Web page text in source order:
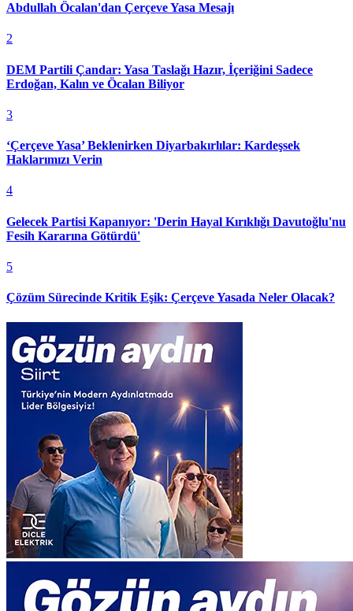
Abdullah Öcalan'dan Çerçeve Yasa Mesajı
2
DEM Partili Çandar: Yasa Taslağı Hazır, İçeriğini Sadece
Erdoğan, Kalın ve Öcalan Biliyor
3
‘Çerçeve Yasa’ Beklenirken Diyarbakırlılar: Kardeşsek
Haklarımızı Verin
4
Gelecek Partisi Kapanıyor: 'Derin Hayal Kırıklığı Davutoğlu'nu
Fesih Kararına Götürdü'
5
Çözüm Sürecinde Kritik Eşik: Çerçeve Yasada Neler Olacak?